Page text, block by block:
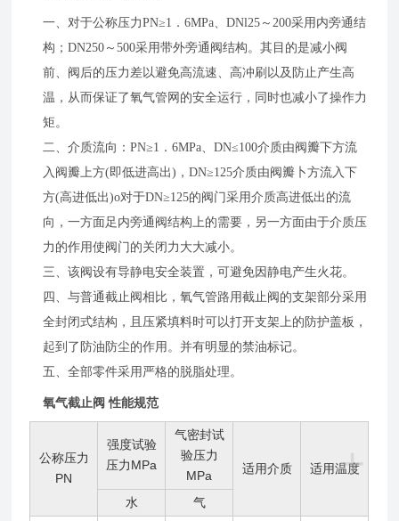
一、对于公称压力PN≥1．6MPa、DNl25～200采用内旁通结
构；DN250～500采用带外旁通阀结构。其目的是减小阀
前、阀后的压力差以避免高流速、高冲刷以及防止产生高
温，从而保证了氧气管网的安全运行，同时也减小了操作力
矩。
二、介质流向：PN≥1．6MPa、DN≤100介质由阀瓣下方流
入阀瓣上方(即低进高出)，DN≥125介质由阀瓣卜方流入下
方(高进低出)o对于DN≥125的阀门采用介质高进低出的流
向，一方面足内旁通阀结构上的需要，另一方面由于介质压
力的作用使阀门的关闭力大大减小。
三、该阀设有导静电安全装置，可避免因静电产生火花。
四、与普通截止阀相比，氧气管路用截止阀的支架部分采用
全封闭式结构，且压紧填料时可以打开支架上的防护盖板，
起到了防油防尘的作用。并有明显的禁油标记。
五、全部零件采用严格的脱脂处理。
氧气截止阀 性能规范
+
公称压力
PN
强度试验
压力MPa
气密封试
验压力
MPa
适用介质 适用温度
水
气